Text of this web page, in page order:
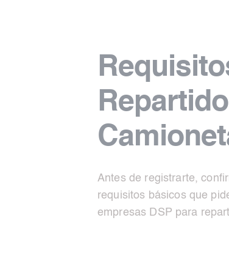
Antes de registrarte,
requisitos básicos que
empresas DSP para